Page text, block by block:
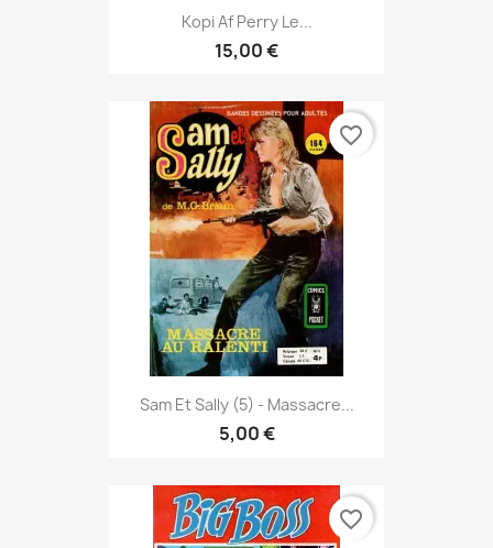
Kopi Af Perry Le...
15,00 €
Sam Et Sally (5) - Massacre...
5,00 €
favorite_border
favorite_border